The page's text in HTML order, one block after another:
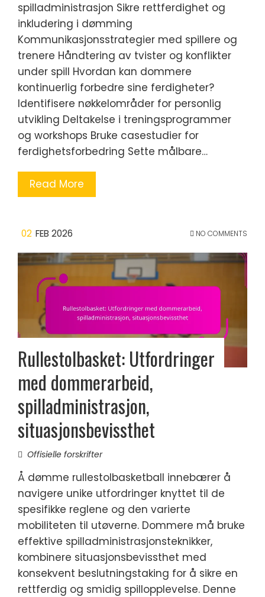
spilladministrasjon Sikre rettferdighet og
inkludering i dømming
Kommunikasjonsstrategier med spillere og
trenere Håndtering av tvister og konflikter
under spill Hvordan kan dommere
kontinuerlig forbedre sine ferdigheter?
Identifisere nøkkelområder for personlig
utvikling Deltakelse i treningsprogrammer
og workshops Bruke casestudier for
ferdighetsforbedring Sette målbare…
Read More
02 FEB 2026 NO COMMENTS
Rullestolbasket: Utfordringer
med dommerarbeid,
spilladministrasjon,
situasjonsbevissthet
Offisielle forskrifter
Å dømme rullestolbasketball innebærer å
navigere unike utfordringer knyttet til de
spesifikke reglene og den varierte
mobiliteten til utøverne. Dommere må bruke
effektive spilladministrasjonsteknikker,
kombinere situasjonsbevissthet med
konsekvent beslutningstaking for å sikre en
rettferdig og smidig spillopplevelse. Denne